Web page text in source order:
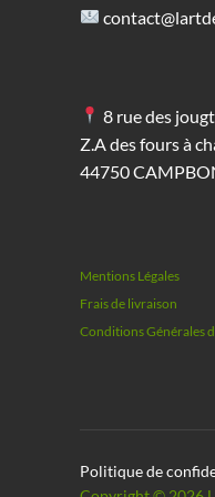
8 rue des
Z.A des fours à
44750
Mentions Légales
Frais de livraison
Conditions Générales
Politique de